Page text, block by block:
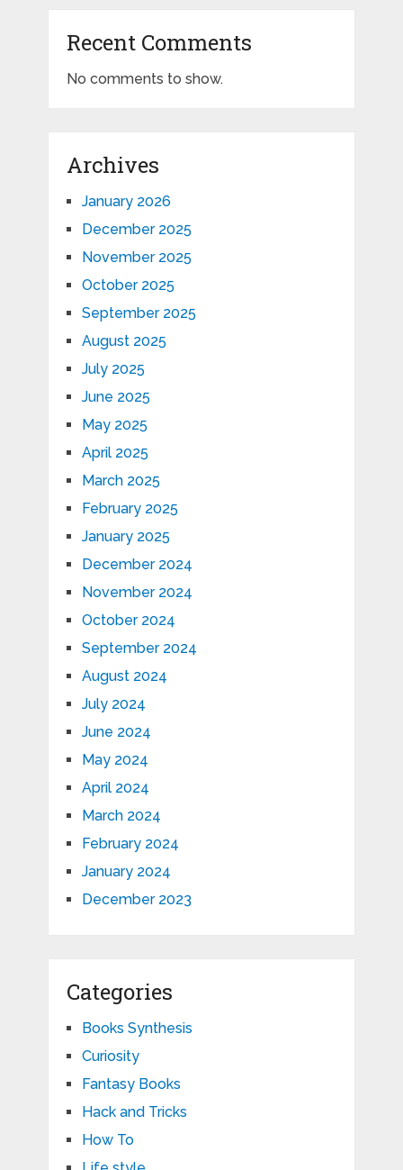
Recent Comments
No comments to show.
Archives
January 2026
December 2025
November 2025
October 2025
September 2025
August 2025
July 2025
June 2025
May 2025
April 2025
March 2025
February 2025
January 2025
December 2024
November 2024
October 2024
September 2024
August 2024
July 2024
June 2024
May 2024
April 2024
March 2024
February 2024
January 2024
December 2023
Categories
Books Synthesis
Curiosity
Fantasy Books
Hack and Tricks
How To